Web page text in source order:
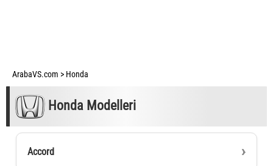
ArabaVS.com > Honda
Honda Modelleri
Accord